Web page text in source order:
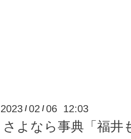
2023 /02 /06 12:03
さよなら事典「福